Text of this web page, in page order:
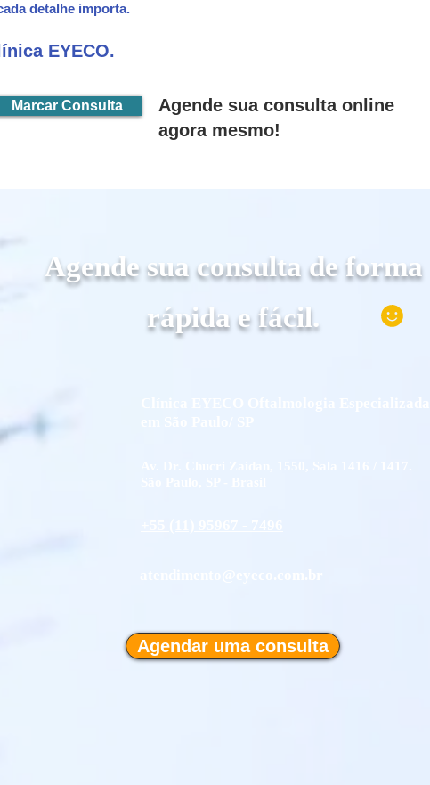
detalhe importa.
EYECO.
Marcar Consulta
Agende sua consulta online
agora mesmo!
Agende sua consulta de forma
rápida e fácil.
Agendar uma consulta